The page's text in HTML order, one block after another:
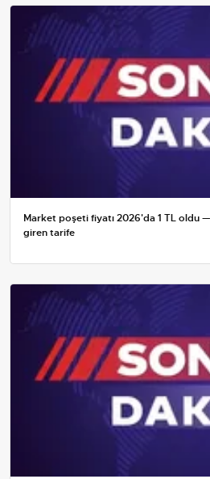
Market poşeti fiyatı 2026'da 1 TL oldu
giren tarife